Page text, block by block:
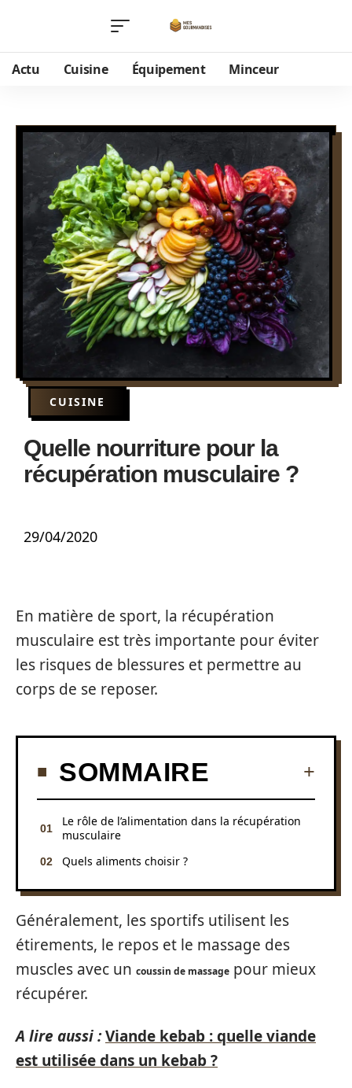
Actu Cuisine Équipement Minceur
CUISINE
Quelle nourriture pour la
récupération musculaire ?
29/04/2020
En matière de sport, la récupération
musculaire est très importante pour éviter
les risques de blessures et permettre au
corps de se reposer.
SOMMAIRE
Le rôle de l’alimentation dans la récupération
musculaire
Quels aliments choisir ?
Généralement, les sportifs utilisent les
étirements, le repos et le massage des
muscles avec un coussin de massage pour mieux
récupérer.
A lire aussi :Viande kebab : quelle viande
est utilisée dans un kebab ?